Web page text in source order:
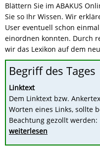
Blättern Sie im ABAKUS
Sie so Ihr Wissen. Wir
User eventuell schon
einordnen konnten. Durch
wir das Lexikon auf dem
Begriff des Tages
Linktext
Dem Linktext bzw.
Worten eines Links, sollte
Beachtung gezollt werden:
weiterlesen